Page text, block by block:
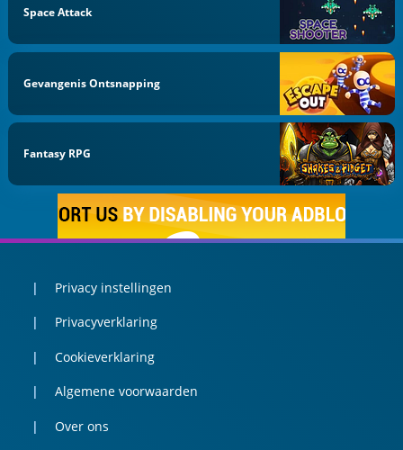
Space Attack
Gevangenis Ontsnapping
Fantasy RPG
Privacy instellingen
Privacyverklaring
Cookieverklaring
Algemene voorwaarden
Over ons